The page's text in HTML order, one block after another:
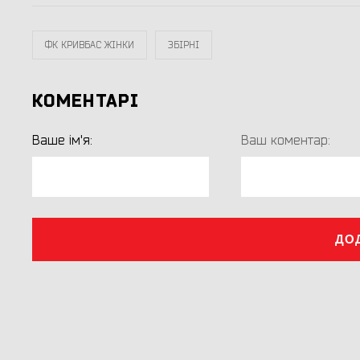
ФК КРИВБАС ЖІНКИ ЗБІРНІ
КОМЕНТАРІ
Ваше ім'я: Ваш коментар: